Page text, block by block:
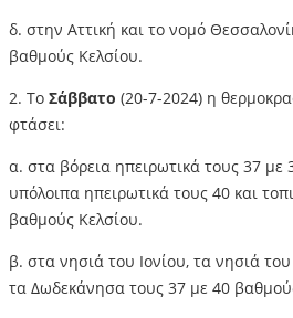
δ. στην Αττική και το νομό
βαθμούς Κελσίου.
2. Το Σάββατο (20-7-2024) η
φτάσει:
α. στα βόρεια ηπειρωτικά τους 37 με
υπόλοιπα ηπειρωτικά τους 40 και
βαθμούς Κελσίου.
β. στα νησιά του Ιονίου, τα νησιά
τα Δωδεκάνησα τους 37 με 40